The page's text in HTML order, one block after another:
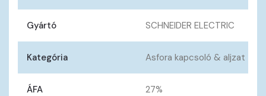
Gyártó SCHNEIDER ELECTRIC
Kategória Asfora kapcsoló & aljzat
ÁFA 27%